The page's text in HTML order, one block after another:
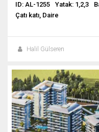
ID: AL-1255 Yatak: 1,2,3
Çatı katı, Daire
Halil Gülseren